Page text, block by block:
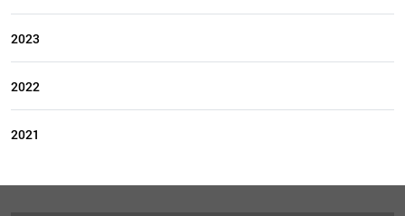
2023
2022
2021